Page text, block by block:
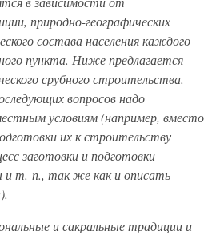
природно-географических
состава населения каждого
пункта. Ниже предлагается
срубного строительства.
вопросов надо
условиям (например, вместо
их к строительству
заготовки и подготовки
т. п., так же как и описать
и сакральные традиции и